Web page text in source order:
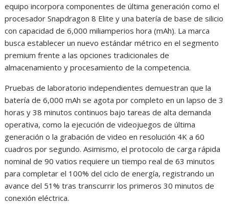
equipo incorpora componentes de última generación como el
procesador Snapdragon 8 Elite y una batería de base de silicio
con capacidad de 6,000 miliamperios hora (mAh). La marca
busca establecer un nuevo estándar métrico en el segmento
premium frente a las opciones tradicionales de
almacenamiento y procesamiento de la competencia.
Pruebas de laboratorio independientes demuestran que la
batería de 6,000 mAh se agota por completo en un lapso de 3
horas y 38 minutos continuos bajo tareas de alta demanda
operativa, como la ejecución de videojuegos de última
generación o la grabación de video en resolución 4K a 60
cuadros por segundo. Asimismo, el protocolo de carga rápida
nominal de 90 vatios requiere un tiempo real de 63 minutos
para completar el 100% del ciclo de energía, registrando un
avance del 51% tras transcurrir los primeros 30 minutos de
conexión eléctrica.